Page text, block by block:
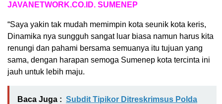
JAVANETWORK.CO.ID. SUMENEP
“Saya yakin tak mudah memimpin kota seunik kota keris,
Dinamika nya sungguh sangat luar biasa namun harus kita
renungi dan pahami bersama semuanya itu tujuan yang
sama, dengan harapan semoga Sumenep kota tercinta ini
jauh untuk lebih maju.
Baca Juga : Subdit Tipikor Ditreskrimsus Polda